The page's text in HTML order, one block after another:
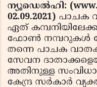
ന്യൂഡെല്‍ഹി:
02.09.2021) പാചക
ഏത്
ഫോണ്‍ നമ്പറുകള്‍
തന്നെ പാചക
സേവന
അതിനുള്ള
കേന്ദ്ര സര്‍കാര്‍